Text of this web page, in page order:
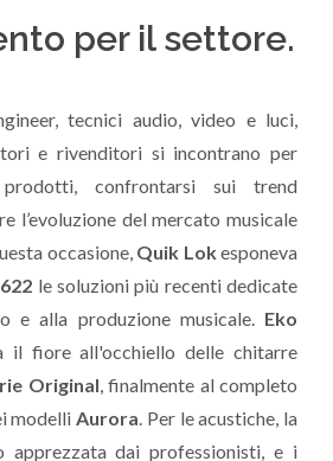
per il settore.
tecnici audio, video e luci,
e rivenditori si incontrano per
confrontarsi sui trend
l’evoluzione del mercato musicale
occasione, Quik Lokesponeva
le soluzioni più recenti dedicate
e alla produzione musicale. Eko
il fiore all'occhiello delle chitarre
Original , finalmente al completo
modelli Aurora . Per le acustiche, la
apprezzata dai professionisti, e i